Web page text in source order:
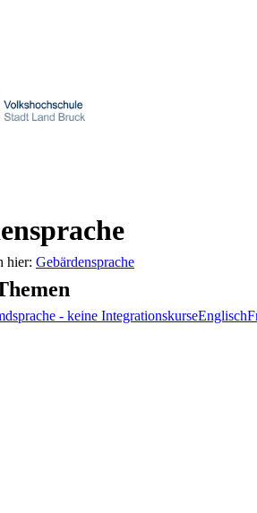
Gebärdensprache
- keine IntegrationskurseEnglisch